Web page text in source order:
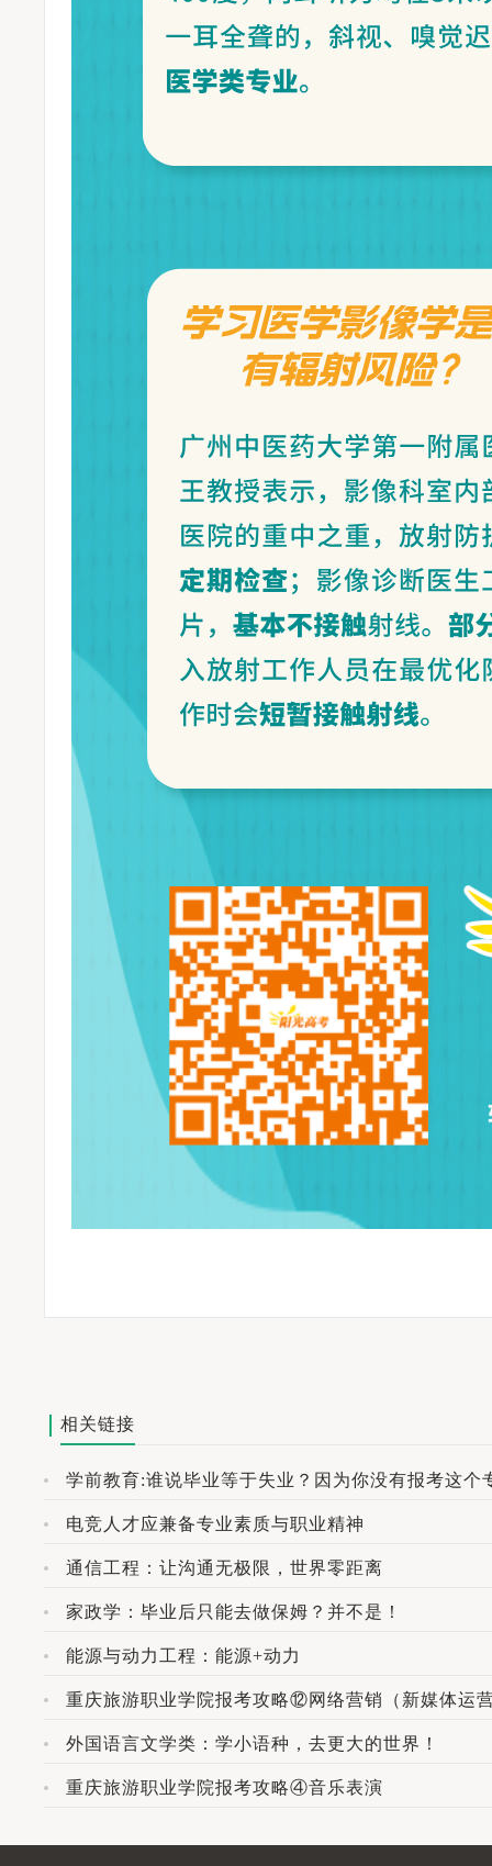
相关链接
学前教育:谁说毕业等于失业？因为你没有报考这个
电竞人才应兼备专业素质与职业精神
通信工程：让沟通无极限，世界零距离
家政学：毕业后只能去做保姆？并不是！
能源与动力工程：能源+动力
重庆旅游职业学院报考攻略⑫网络营销（新媒体运
外国语言文学类：学小语种，去更大的世界！
重庆旅游职业学院报考攻略④音乐表演